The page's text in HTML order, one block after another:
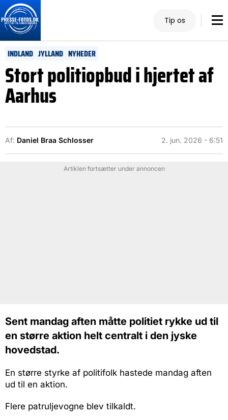
Tip os
INDLAND JYLLAND NYHEDER
Stort politiopbud i hjertet af
Aarhus
Af: Daniel Braa Schlosser 2. jun. 2026 - 6:51
Artiklen fortsætter under annoncen
Sent mandag aften måtte politiet rykke ud til
en større aktion helt centralt i den jyske
hovedstad.
En større styrke af politifolk hastede mandag aften
ud til en aktion.
Flere patruljevogne blev tilkaldt.